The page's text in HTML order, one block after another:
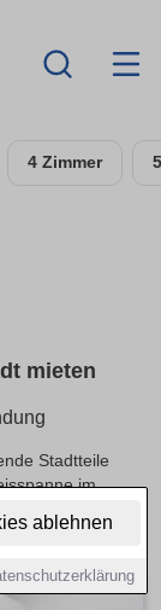
ablehnen
4 Zimmer
mieten
Stadtteile
im